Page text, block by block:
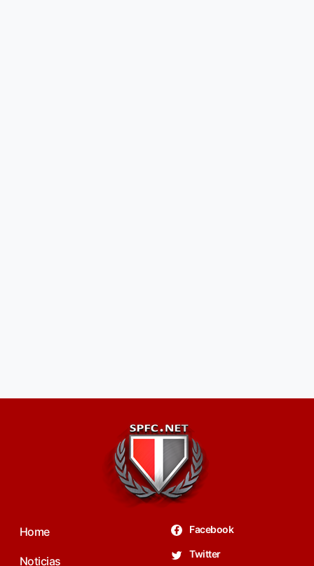
Home
Noticias
Facebook
Twitter